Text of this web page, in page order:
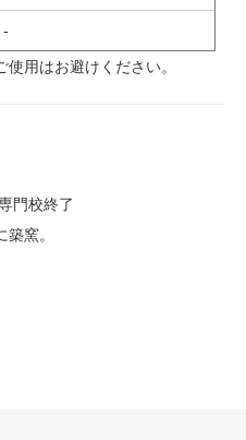
-
用はお避けください。
門校終了
窯。